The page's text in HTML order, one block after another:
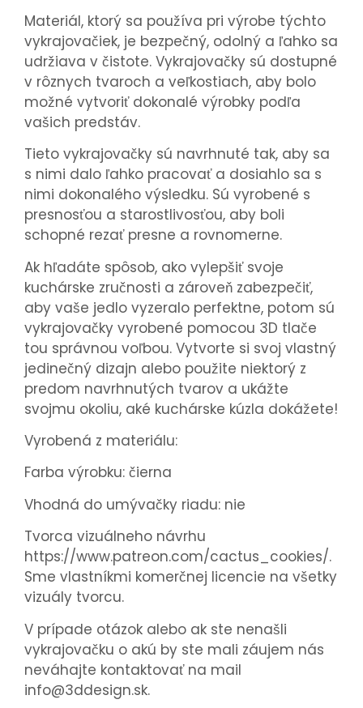
Materiál, ktorý sa používa pri výrobe týchto
vykrajovačiek, je bezpečný, odolný a ľahko sa
udržiava v čistote. Vykrajovačky sú dostupné
v rôznych tvaroch a veľkostiach, aby bolo
možné vytvoriť dokonalé výrobky podľa
vašich predstáv.
Tieto vykrajovačky sú navrhnuté tak, aby sa
s nimi dalo ľahko pracovať a dosiahlo sa s
nimi dokonalého výsledku. Sú vyrobené s
presnosťou a starostlivosťou, aby boli
schopné rezať presne a rovnomerne.
Ak hľadáte spôsob, ako vylepšiť svoje
kuchárske zručnosti a zároveň zabezpečiť,
aby vaše jedlo vyzeralo perfektne, potom sú
vykrajovačky vyrobené pomocou 3D tlače
tou správnou voľbou. Vytvorte si svoj vlastný
jedinečný dizajn alebo použite niektorý z
predom navrhnutých tvarov a ukážte
svojmu okoliu, aké kuchárske kúzla dokážete!
Vyrobená z materiálu:
Farba výrobku: čierna
Vhodná do umývačky riadu: nie
Tvorca vizuálneho návrhu
https://www.patreon.com/cactus_cookies/.
Sme vlastníkmi komerčnej licencie na všetky
vizuály tvorcu.
V prípade otázok alebo ak ste nenašli
vykrajovačku o akú by ste mali záujem nás
neváhajte kontaktovať na mail
info@3ddesign.sk.